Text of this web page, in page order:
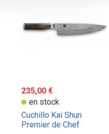
235,00 €
en stock
Cuchillo Kai Shun
Premier de Chef